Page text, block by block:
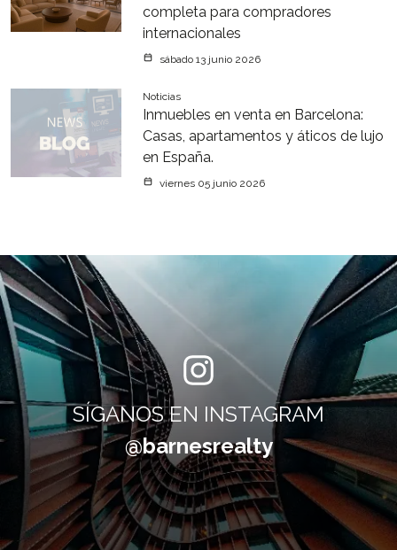
completa para compradores
internacionales
sábado 13 junio 2026
Noticias
Inmuebles en venta en Barcelona:
Casas, apartamentos y áticos de lujo
en España.
viernes 05 junio 2026
SÍGANOS EN INSTAGRAM
@barnesrealty